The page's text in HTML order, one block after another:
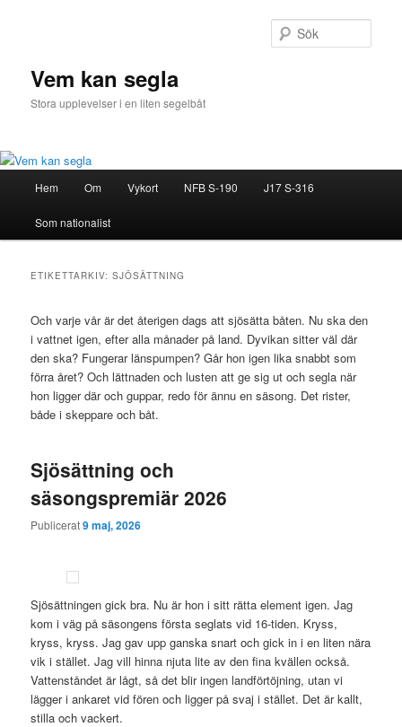
Vem kan segla
Stora upplevelser i en liten segelbåt
Hem Om Vykort NFB S-190 J17 S-316
Som nationalist
ETIKETTARKIV:SJÖSÄTTNING
Och varje vår är det återigen dags att sjösätta båten. Nu ska den
i vattnet igen, efter alla månader på land. Dyvikan sitter väl där
den ska? Fungerar länspumpen? Går hon igen lika snabbt som
förra året? Och lättnaden och lusten att ge sig ut och segla när
hon ligger där och guppar, redo för ännu en säsong. Det rister,
både i skeppare och båt.
Sjösättning och
säsongspremiär 2026
Publicerat9 maj, 2026
Sjösättningen gick bra. Nu är hon i sitt rätta element igen. Jag
kom i väg på säsongens första seglats vid 16-tiden. Kryss,
kryss, kryss. Jag gav upp ganska snart och gick in i en liten nära
vik i stället. Jag vill hinna njuta lite av den fina kvällen också.
Vattenståndet är lågt, så det blir ingen landförtöjning, utan vi
lägger i ankaret vid fören och ligger på svaj i stället. Det är kallt,
stilla och vackert.